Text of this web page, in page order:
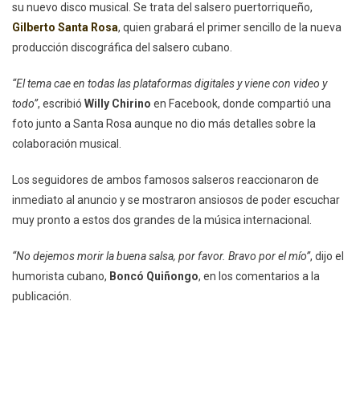
su nuevo disco musical. Se trata del salsero puertorriqueño,
Gilberto Santa Rosa, quien grabará el primer sencillo de la nueva
producción discográfica del salsero cubano.
“El tema cae en todas las plataformas digitales y viene con video y
todo”, escribió Willy Chirino en Facebook, donde compartió una
foto junto a Santa Rosa aunque no dio más detalles sobre la
colaboración musical.
Los seguidores de ambos famosos salseros reaccionaron de
inmediato al anuncio y se mostraron ansiosos de poder escuchar
muy pronto a estos dos grandes de la música internacional.
“No dejemos morir la buena salsa, por favor. Bravo por el mío”, dijo el
humorista cubano, Boncó Quiñongo, en los comentarios a la
publicación.